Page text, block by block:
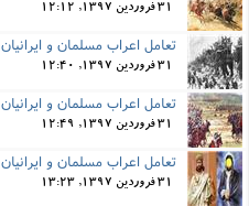
31 فروردین 1397, 12:12
31 فروردین 1397, 12:40
تعامل اعراب مسلمان و ایرانیان (3) گرایش اختیاری ایرانیان به اسلام
31 فروردین 1397, 12:49
تعامل اعراب مسلمان و ایرانیان (5) علی(ع) و رابطه‌ او با ایرانیان
31 فروردین 1397, 13:23